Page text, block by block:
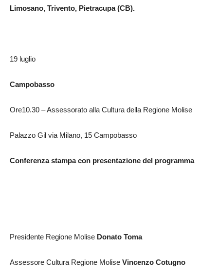
Limosano, Trivento, Pietracupa (CB).
19 luglio
Campobasso
Ore10.30 – Assessorato alla Cultura della Regione Molise
Palazzo Gil via Milano, 15 Campobasso
Conferenza stampa con presentazione del programma
Presidente Regione Molise Donato Toma
Assessore Cultura Regione Molise Vincenzo Cotugno